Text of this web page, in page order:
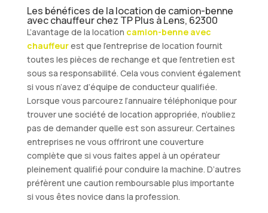
Les bénéfices de la location de camion-benne
avec chauffeur chez TP Plus à Lens, 62300
L’avantage de la location camion-benne avec
chauffeurest que l’entreprise de location fournit
toutes les pièces de rechange et que l’entretien est
sous sa responsabilité. Cela vous convient également
si vous n’avez d’équipe de conducteur qualifiée.
Lorsque vous parcourez l’annuaire téléphonique pour
trouver une société de location appropriée, n’oubliez
pas de demander quelle est son assureur. Certaines
entreprises ne vous offriront une couverture
complète que si vous faites appel à un opérateur
pleinement qualifié pour conduire la machine. D’autres
préfèrent une caution remboursable plus importante
si vous êtes novice dans la profession.